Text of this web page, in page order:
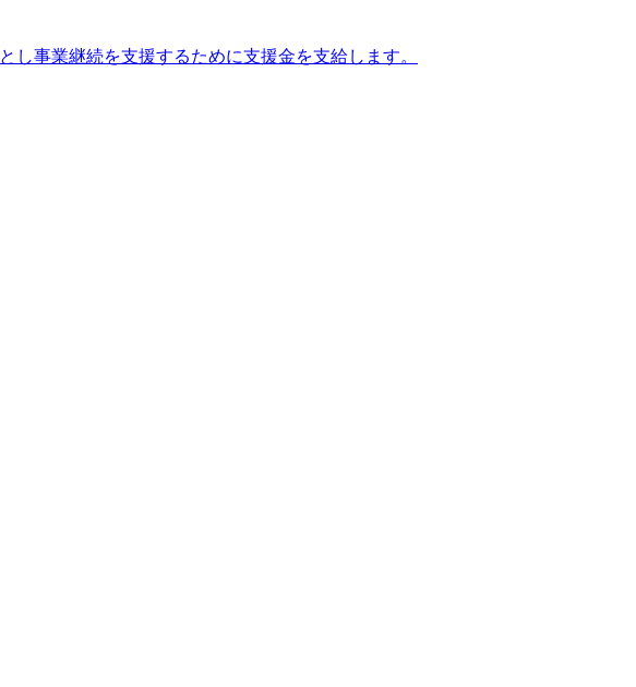
事業継続を支援するために支援金を支給します。